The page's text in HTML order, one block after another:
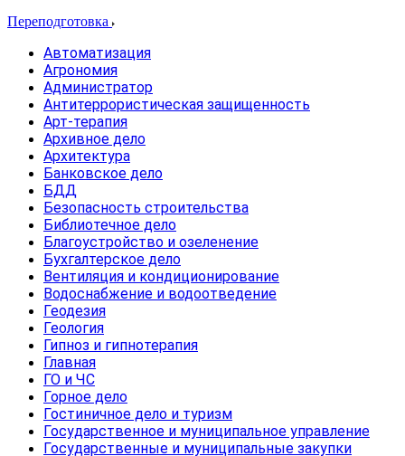
Переподготовка
Автоматизация
Агрономия
Администратор
Антитеррористическая защищенность
Арт-терапия
Архивное дело
Архитектура
Банковское дело
БДД
Безопасность строительства
Библиотечное дело
Благоустройство и озеленение
Бухгалтерское дело
Вентиляция и кондиционирование
Водоснабжение и водоотведение
Геодезия
Геология
Гипноз и гипнотерапия
Главная
ГО и ЧС
Горное дело
Гостиничное дело и туризм
Государственное и муниципальное управление
Государственные и муниципальные закупки